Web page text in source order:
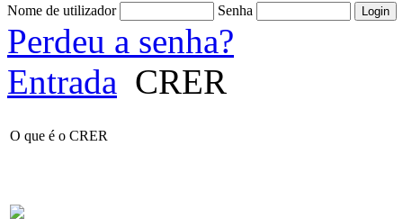
Nome de utilizador Senha
Perdeu a senha?
Entrada CRER
O que é o CRER